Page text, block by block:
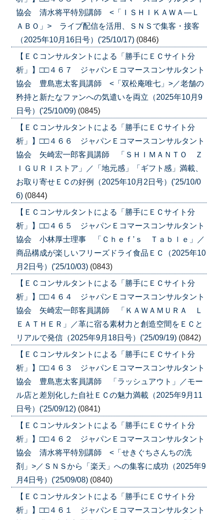
協会 清水将平特別講師 <「ＩＳＨＩＫＡＷＡ―Ｌ
ＡＢＯ」> ライブ配信を活用、ＳＮＳで集客・接客
（2025年10月16日号）('25/10/17) (0846)
【ＥＣコンサルタントによる「勝手にＥＣサイト分
析」】□□４６７ ジャパンＥコマースコンサルタント
協会 豊島恵太客員講師 <「双松庵唯七」>／老舗の
矜持と新たなファンへの気遣いを両立（2025年10月9
日号）('25/10/09) (0845)
【ＥＣコンサルタントによる「勝手にＥＣサイト分
析」】□□４６６ ジャパンＥコマースコンサルタント
協会 矢崎宏一郎客員講師 「ＳＨＩＭＡＮＴＯ Ｚ
ＩＧＵＲＩストア」／「地元感」「ギフト感」満載、
お取り寄せＥＣの好例（2025年10月2日号）('25/10/0
6) (0844)
【ＥＣコンサルタントによる「勝手にＥＣサイト分
析」】□□４６５ ジャパンＥコマースコンサルタント
協会 小林厚士理事 「Ｃｈｅｆ’ｓ Ｔａｂｌｅ」／
商品構成が楽しいフリーズドライ食品ＥＣ（2025年10
月2日号）('25/10/03) (0843)
【ＥＣコンサルタントによる「勝手にＥＣサイト分
析」】□□４６４ ジャパンＥコマースコンサルタント
協会 矢崎宏一郎客員講師 「ＫＡＷＡＭＵＲＡ Ｌ
ＥＡＴＨＥＲ」／革に宿る素材力と創造空間をＥＣと
リアルで発信（2025年9月18日号）('25/09/19) (0842)
【ＥＣコンサルタントによる「勝手にＥＣサイト分
析」】□□４６３ ジャパンＥコマースコンサルタント
協会 豊島恵太客員講師 「ラッシュアウト」／モー
ル店と差別化した自社ＥＣの魅力満載（2025年9月11
日号）('25/09/12) (0841)
【ＥＣコンサルタントによる「勝手にＥＣサイト分
析」】□□４６２ ジャパンＥコマースコンサルタント
協会 清水将平特別講師 <「せきぐちさんちの洗
剤」>／ＳＮＳから「楽天」への集客に成功（2025年9
月4日号）('25/09/08) (0840)
【ＥＣコンサルタントによる「勝手にＥＣサイト分
析」】□□４６１ ジャパンＥコマースコンサルタント